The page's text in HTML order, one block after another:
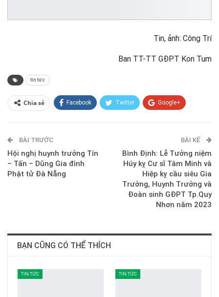
Tin, ảnh: Công Trí
Ban TT-TT GĐPT Kon Tum
tin tức
Chia sẻ Facebook Twitter Google+
E-mail
BÀI TRƯỚC
Hội nghị huynh trưởng Tín
– Tấn – Dũng Gia đình
Phật tử Đà Nẵng
BÀI KẾ
Bình Định: Lễ Tưởng niệm
Húy kỵ Cư sĩ Tâm Minh và
Hiệp kỵ cầu siêu Gia
Trưởng, Huynh Trưởng và
Đoàn sinh GĐPT Tp.Quy
Nhơn năm 2023
BẠN CŨNG CÓ THỂ THÍCH
TIN TỨC TIN TỨC